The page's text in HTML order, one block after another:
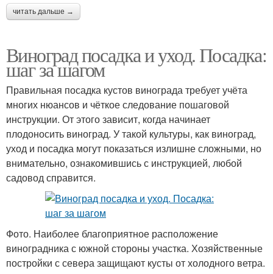
читать дальше →
Виноград посадка и уход. Посадка:
шаг за шагом
Правильная посадка кустов винограда требует учёта
многих нюансов и чёткое следование пошаговой
инструкции. От этого зависит, когда начинает
плодоносить виноград. У такой культуры, как виноград,
уход и посадка могут показаться излишне сложными, но
внимательно, ознакомившись с инструкцией, любой
садовод справится.
Фото. Наиболее благоприятное расположение
виноградника с южной стороны участка. Хозяйственные
постройки с севера защищают кусты от холодного ветра.